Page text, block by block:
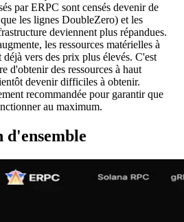
par ERPC sont censés devenir de
les lignes DoubleZero) et les
deviennent plus répandues.
les ressources matérielles à
vers des prix plus élevés. C'est
d'obtenir des ressources à haut
devenir difficiles à obtenir.
recommandée pour garantir que
au maximum.
d'ensemble